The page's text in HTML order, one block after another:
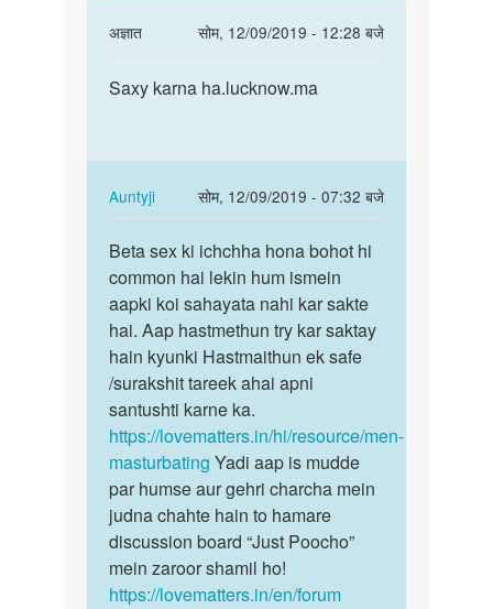
अज्ञात
सोम, 12/09/2019 - 12:28 बजे
In
to
Hum
apki
kya
by
Auntyji
Saxy
Saxy karna ha.lucknow.ma
Auntyji
सोम, 12/09/2019 - 07:32 बजे
In
reply
to
Saxy
karna
ha.lucknow.ma
by
अज्ञात
Beta
sex
ki
ichchha
hona…
Beta sex ki ichchha hona bohot hi
common hai lekin hum ismein
aapki koi sahayata nahi kar sakte
hai. Aap hastmethun try kar saktay
hain kyunki Hastmaithun ek safe
/surakshit tareek ahai apni
santushti karne ka.
https://lovematters.in/hi/resource/men-
masturbating Yadi aap is mudde
par humse aur gehri charcha mein
judna chahte hain to hamare
discussion board “Just Poocho”
mein zaroor shamil ho!
https://lovematters.in/en/forum